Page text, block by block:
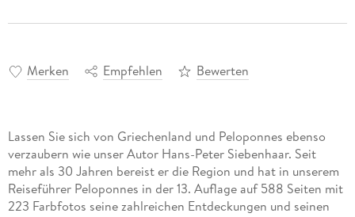
Merken Empfehlen Bewerten
Lassen Sie sich von Griechenland und Peloponnes ebenso
verzaubern wie unser Autor Hans-Peter Siebenhaar. Seit
mehr als 30 Jahren bereist er die Region und hat in unserem
Reiseführer Peloponnes in der 13. Auflage auf 588 Seiten mit
223 Farbfotos seine zahlreichen Entdeckungen und seinen